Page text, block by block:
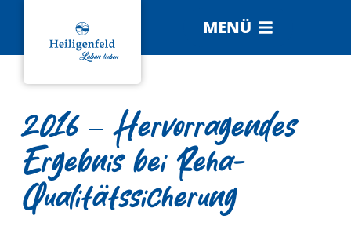
MENÜ
2016 – Hervorragendes
Ergebnis bei Reha-
Qualitätssicherung